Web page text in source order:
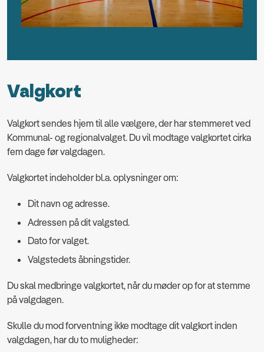
Valgkort
Valgkort sendes hjem til alle vælgere, der har stemmeret ved
Kommunal- og regionalvalget. Du vil modtage valgkortet cirka
fem dage før valgdagen.
Valgkortet indeholder bl.a. oplysninger om:
Dit navn og adresse.
Adressen på dit valgsted.
Dato for valget.
Valgstedets åbningstider.
Du skal medbringe valgkortet, når du møder op for at stemme
på valgdagen.
Skulle du mod forventning ikke modtage dit valgkort inden
valgdagen, har du to muligheder: